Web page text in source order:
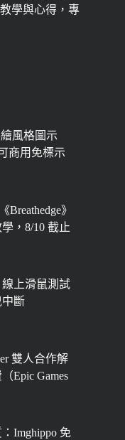
學與心得，專
風格圖示
商用免標示
Breathedge》
，8/10 截止
上滑鼠測試
斷
雙人合作解
Epic Games
Imghippo 免